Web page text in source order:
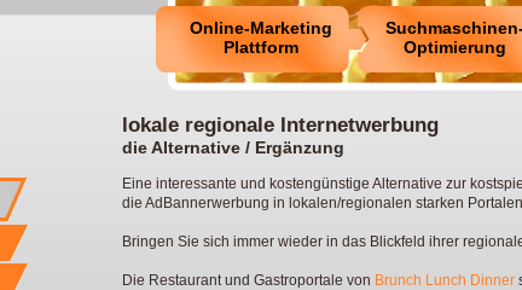
Online-Marketing
Plattform
Optimierung
lokale regionale Internetwerbung
die Alternative / Ergänzung
Eine interessante und kostengünstige Alternative zur
die AdBannerwerbung in lokalen/regionalen starken
Bringen Sie sich immer wieder in das Blickfeld ihrer
Die Restaurant und Gastroportale von Brunch Lunch Dinner